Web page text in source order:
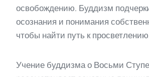
освобождению. Буддизм
осознания и понимания
чтобы найти путь к
Учение буддизма о Восьми